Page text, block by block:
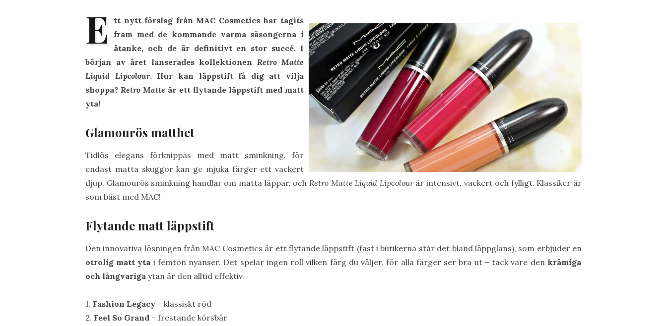
E
tt nytt förslag från MAC Cosmetics har tagits
fram med de kommande varma säsongerna i
åtanke, och de är definitivt en stor succé. I
början av året lanserades kollektionen Retro Matte
Liquid Lipcolour. Hur kan läppstift få dig att vilja
shoppa? Retro Matte är ett flytande läppstift med matt
yta!
Glamourös matthet
Tidlös elegans förknippas med matt sminkning, för
endast matta skuggor kan ge mjuka färger ett vackert
djup. Glamourös sminkning handlar om matta läppar, och Retro Matte Liquid Lipcolourär intensivt, vackert och fylligt. Klassiker är
som bäst med MAC!
Flytande matt läppstift
Den innovativa lösningen från MAC Cosmetics är ett flytande läppstift (fast i butikerna står det bland läppglans), som erbjuder en
otrolig matt yta i femton nyanser. Det spelar ingen roll vilken färg du väljer, för alla färger ser bra ut – tack vare den krämiga
och långvariga ytan är den alltid effektiv.
1. Fashion Legacy – klassiskt röd
2. Feel So Grand – frestande körsbär